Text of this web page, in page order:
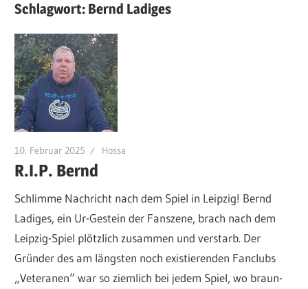
Schlagwort: Bernd Ladiges
10. Februar 2025 Hossa
R.I.P. Bernd
Schlimme Nachricht nach dem Spiel in Leipzig! Bernd
Ladiges, ein Ur-Gestein der Fanszene, brach nach dem
Leipzig-Spiel plötzlich zusammen und verstarb. Der
Gründer des am längsten noch existierenden Fanclubs
„Veteranen“ war so ziemlich bei jedem Spiel, wo braun-